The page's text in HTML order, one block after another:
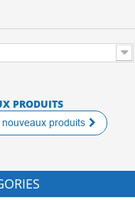
PRODUITS
nouveaux produits